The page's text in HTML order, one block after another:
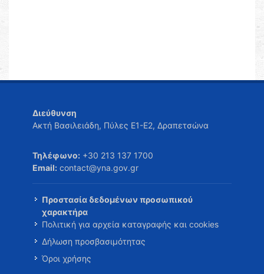
Διεύθυνση
Ακτή Βασιλειάδη, Πύλες Ε1-Ε2, Δραπετσώνα
Τηλέφωνο: +30 213 137 1700
Email: contact@yna.gov.gr
Προστασία δεδομένων προσωπικού
χαρακτήρα
Πολιτική για αρχεία καταγραφής και cookies
Δήλωση προσβασιμότητας
Όροι χρήσης